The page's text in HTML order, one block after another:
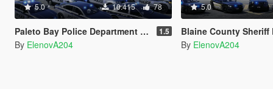
5.0 10.415 78
Paleto Bay Police Department Pack 1.5
By ElenovA204
5.0
Blaine County Sheriff
By ElenovA204